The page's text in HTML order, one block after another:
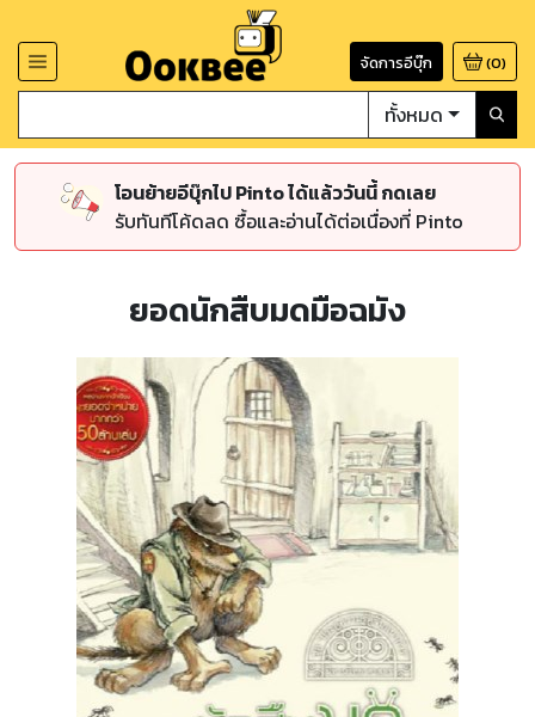
จัดการอีบุ๊ก (0)
ทั้งหมด
โอนย้ายอีบุ๊กไป Pinto ได้แล้ววันนี้ กดเลย
รับทันทีโค้ดลด ซื้อและอ่านได้ต่อเนื่องที่ Pinto
ยอดนักสืบมดมือฉมัง